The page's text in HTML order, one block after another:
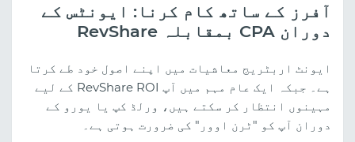
آفرز کے ساتھ کام کرنا: ایونٹس کے
دوران CPA بمقابلہ RevShare
ایونٹ اربٹریج معاشیات میں اپنے اصول خود طے کرتا
ہے۔ جبکہ ایک عام مہم میں آپ RevShare ROI کے لیے
مہینوں انتظار کر سکتے ہیں، ورلڈ کپ یا یورو کے
دوران آپ کو "ٹرن اوور" کی ضرورت ہوتی ہے۔